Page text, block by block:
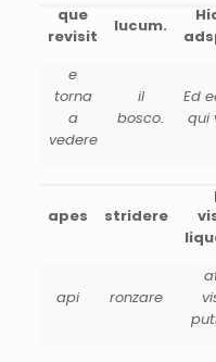
que
revisit
lucum.
e
torna
a
vedere
il
bosco.
Ed
qui
apes stridere
api ronzare